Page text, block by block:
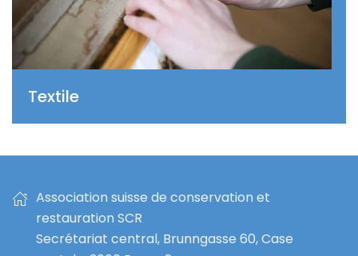
Textile
Association suisse de conservation et
restauration SCR
Secrétariat central, Brunngasse 60, Case